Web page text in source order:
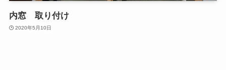
内窓 取り付け
2020年5月10日